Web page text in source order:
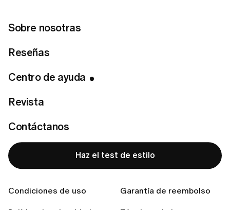
Sobre nosotras
Reseñas
Centro de ayuda
Revista
Contáctanos
Haz el test de estilo
Condiciones de uso Garantía de reembolso
Related articles
inmediato?
¿Cómo cancelar tu suscripción a LUMI?
¿No encuentras la